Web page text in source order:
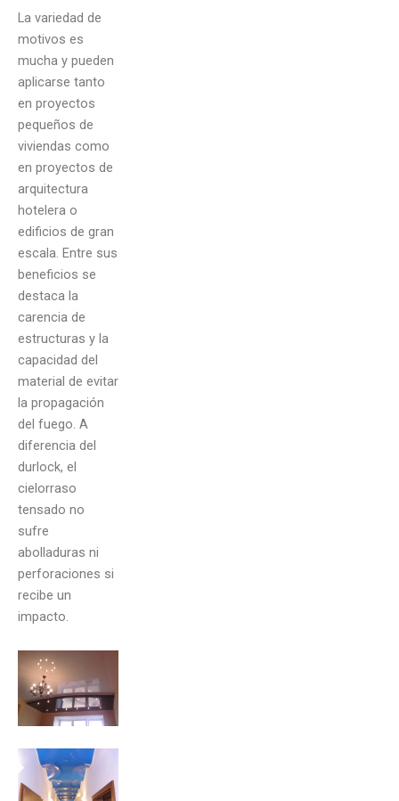
La variedad de
motivos es
mucha y pueden
aplicarse tanto
en proyectos
pequeños de
viviendas como
en proyectos de
arquitectura
hotelera o
edificios de gran
escala. Entre sus
beneficios se
destaca la
carencia de
estructuras y la
capacidad del
material de evitar
la propagación
del fuego. A
diferencia del
durlock, el
cielorraso
tensado no
sufre
abolladuras ni
perforaciones si
recibe un
impacto.